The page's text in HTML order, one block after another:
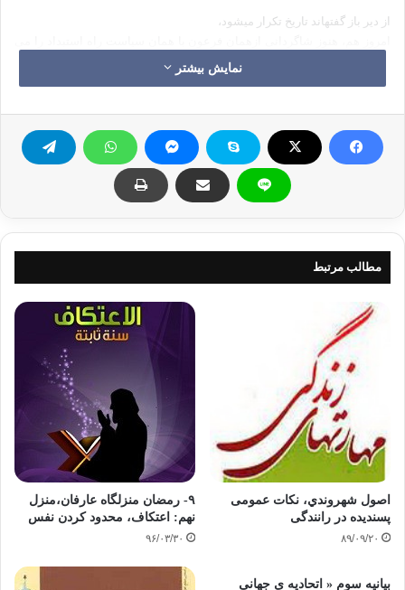
از دیر باز گفته­اند تاریخ تکرار می­شود،
پس لازم است شاگردان موسی و هارون نیز در هر
عصر و زمانی وجود داشته باشند، تا سدّی باشند در برابرآن حرکات زورگویانه، و
بنواسرائیل­ها را از چنگ فرعون صفتان بستانند.
در نظام استبدادینهگفتن به حاکمیّت
مساوی است با برخورد خشن و تند حاکم، قَالَ لَئِنِ اتَّخَذْتَ إِلَهاً غَيْرِي
لَأَجْعَلَنَّكَ مِنَ الْمَسْجُونِينَ./شعراء:29‏ ( فرعون سخت برآشفت و ) گفت :
اگر جز مرا به پروردگاري برگزيني تو را از زمره زندانيان خواهم كرد ( و در
بيغوله‌هاي
زندان همچون ديگران خواهي پوسيد ) . ‏
امّا
در نظام اسلامینه گفتن به حاکم یک واجب شرعی است، که انسان با ترک
کردن آن
امر به معروف و نهی ازمنکر در جامعه اسلامی قاعده
نمایش بیشتر
مطالب مرتبط
اصول شهروندي، نکات عمومی
پسندیده در رانندگی
۸۹/۰۹/۲۰
۹- رمضان منزلگاه عارفان،منزل
نهم: اعتکاف، محدود کردن نفس
۹۶/۰۳/۳۰
بیانیه سوم « اتحادیه ی جهانی